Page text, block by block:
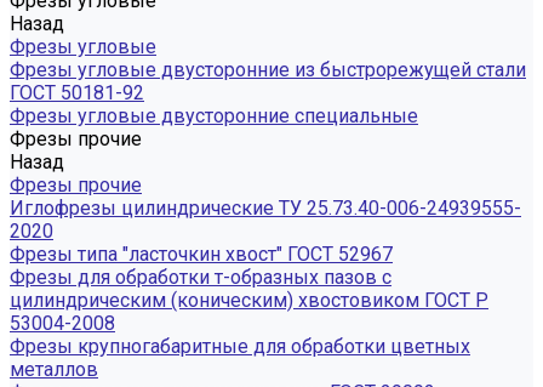
Назад
Фрезы угловые
Фрезы угловые двусторонние из быстрорежущей стали
ГОСТ 50181-92
Фрезы угловые двусторонние специальные
Фрезы прочие
Назад
Фрезы прочие
Иглофрезы цилиндрические ТУ 25.73.40-006-24939555-
2020
Фрезы типа "ласточкин хвост" ГОСТ 52967
Фрезы для обработки т-образных пазов с
цилиндрическим (коническим) хвостовиком ГОСТ Р
53004-2008
Фрезы крупногабаритные для обработки цветных
металлов